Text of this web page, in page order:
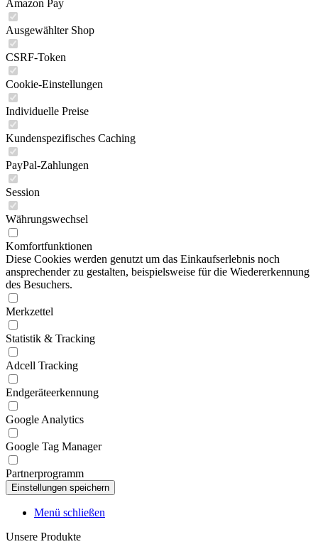
Amazon Pay
Ausgewählter Shop
CSRF-Token
Cookie-Einstellungen
Individuelle Preise
Kundenspezifisches Caching
PayPal-Zahlungen
Session
Währungswechsel
Komfortfunktionen
Diese Cookies werden genutzt um das Einkaufserlebnis noch
ansprechender zu gestalten, beispielsweise für die Wiedererkennung
des Besuchers.
Merkzettel
Statistik & Tracking
Adcell Tracking
Endgeräteerkennung
Google Analytics
Google Tag Manager
Partnerprogramm
Menü schließen
Unsere Produkte